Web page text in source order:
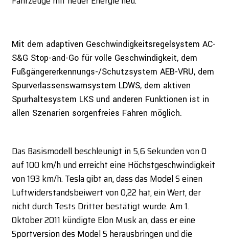
Mit dem adaptiven Geschwindigkeitsregelsystem AC-
S&G Stop-and-Go für volle Geschwindigkeit, dem
Fußgängererkennungs-/Schutzsystem AEB-VRU, dem
Spurverlassenswarnsystem LDWS, dem aktiven
Spurhaltesystem LKS und anderen Funktionen ist in
allen Szenarien sorgenfreies Fahren möglich.
Das Basismodell beschleunigt in 5,6 Sekunden von 0
auf 100 km/h und erreicht eine Höchstgeschwindigkeit
von 193 km/h. Tesla gibt an, dass das Model S einen
Luftwiderstandsbeiwert von 0,22 hat, ein Wert, der
nicht durch Tests Dritter bestätigt wurde. Am 1.
Oktober 2011 kündigte Elon Musk an, dass er eine
Sportversion des Model S herausbringen und die